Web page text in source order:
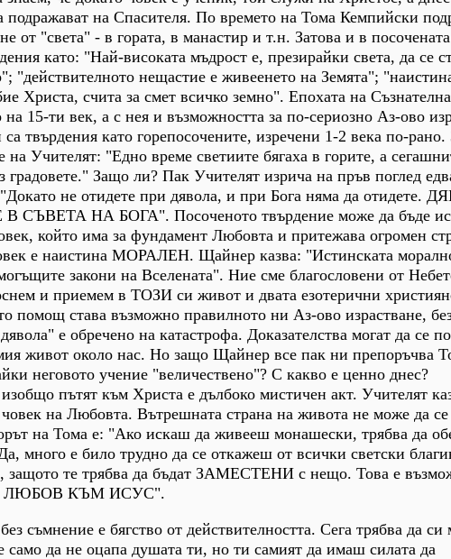
подражават на Спасителя. По времето на Тома Кемпийски
от "света" - в гората, в манастир и т.н. Затова и в
като: "Най-високата мъдрост е, презирайки света, да се
"действителното нещастие е живеенето на Земята";
Христа, счита за смет всичко земно". Епохата на
на 15-ти век, а с нея и възможността за по-сериозно Аз-ово
твърдения като горепосочените, изречени 1-2 века по-
на Учителят: "Едно време светиите бягаха в горите, а
градовете." Защо ли? Пак Учителят изрича на пръв поглед
не отидете при дявола, и при Бога няма да отидете.
НА БОГА". Посоченото твърдение може да бъде
който има за фундамент Любовта и притежава огромен
е наистина МОРАЛЕН. Щайнер казва: "Истинската
закони на Вселената". Ние сме благословени от
и приемем в ТОЗИ си живот и двата езотерични
помощ става възможно правилното ни Аз-ово израстване,
е обречено на катастрофа. Доказателства могат да се
живот около нас. Но защо Щайнер все пак ни препоръчва
неговото учение "величествено"? С какво е ценно днес?
пътят към Христа е дълбоко мистичен акт. Учителят
на Любовта. Вътрешната страна на живота не може да се
на Тома е: "Ако искаш да живееш монашески, трябва да
много е било трудно да се откажеш от всички светски
защото те трябва да бъдат ЗАМЕСТЕНИ с нещо. Това е
ЛЮБОВ КЪМ ИСУС".
съмнение е бягство от действителността. Сега трябва да си
само да не оцапа душата ти, но ти самият да имаш силата да